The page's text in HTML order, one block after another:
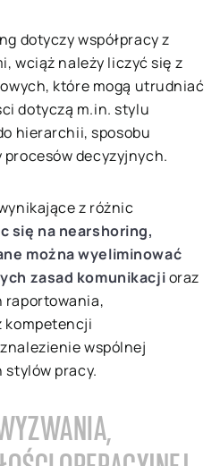
dotyczy współpracy z
wciąż należy liczyć się z
które mogą utrudniać
dotyczą m.in. stylu
hierarchii, sposobu
decyzyjnych.
z różnic
się na nearshoring,
można wyeliminować
zasad komunikacjioraz
raportowania,
kompetencji
wspólnej
stylów pracy.